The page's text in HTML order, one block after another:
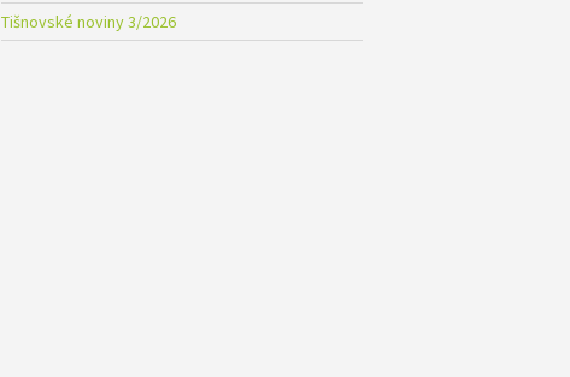
Tišnovské noviny 3/2026